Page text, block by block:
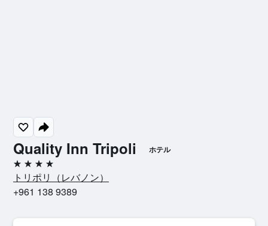
Quality Inn Tripoli ホテル
4つ星
トリポリ​（レバノン​）​
+961 138 9389